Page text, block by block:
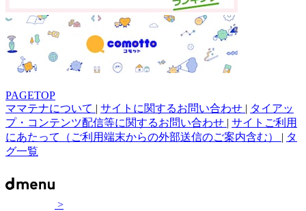
PAGETOP
ママテナについて | サイトに関するお問い合わせ | タイアッ
プ・コンテンツ配信等に関するお問い合わせ | サイトご利用
にあたって（ご利用端末からの外部送信のご案内含む） | タ
グ一覧
>